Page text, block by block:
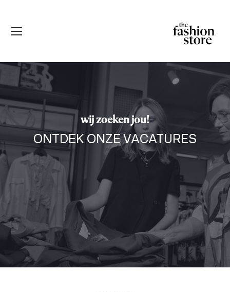
wij zoeken jou!
ONTDEK ONZE VACATURES